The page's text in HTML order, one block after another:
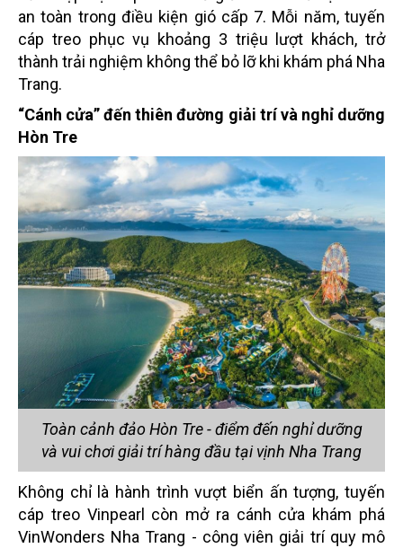
an toàn trong điều kiện gió cấp 7. Mỗi năm, tuyến
cáp treo phục vụ khoảng 3 triệu lượt khách, trở
thành trải nghiệm không thể bỏ lỡ khi khám phá Nha
Trang.
“Cánh cửa” đến thiên đường giải trí và nghỉ dưỡng
Hòn Tre
Toàn cảnh đảo Hòn Tre - điểm đến nghỉ dưỡng
và vui chơi giải trí hàng đầu tại vịnh Nha Trang
Không chỉ là hành trình vượt biển ấn tượng, tuyến
cáp treo Vinpearl còn mở ra cánh cửa khám phá
VinWonders Nha Trang - công viên giải trí quy mô